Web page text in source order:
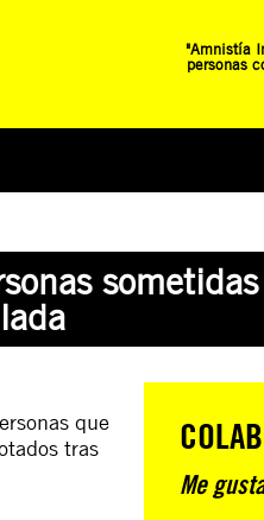
"Amnistía
personas
que
tras
Me